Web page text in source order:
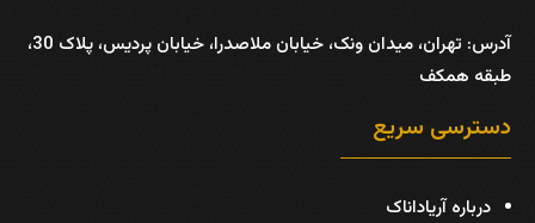
آدرس:
تهران، میدان ونک، خیابان ملاصدرا، خیابان پردیس، پلاک 30،
طبقه همکف
دسترسی سریع
درباره آریاداناک